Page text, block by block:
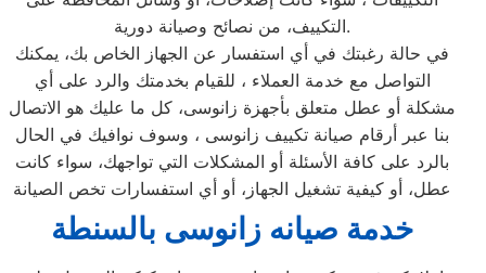
التكييف، من نصائح وصيانة دورية.
في حالة رغبتك في أي استفسار عن الجهاز الخاص بك، يمكنك
التواصل مع خدمة العملاء ، للقيام بخدمتك والرد على أي
مشكلة أو عطل متعلق بأجهزة زانوسى، كل ما عليك هو الاتصال
بنا عبر أرقام صيانة تكييف زانوسى ، وسوف نوافيك في الحال
بالرد على كافة الأسئلة أو المشكلات التي تواجهك، سواء كانت
عطل، أو كيفية تشغيل الجهاز، أو أي استفسارات تخص الصيانة
خدمة صيانه زانوسى بالسنطة